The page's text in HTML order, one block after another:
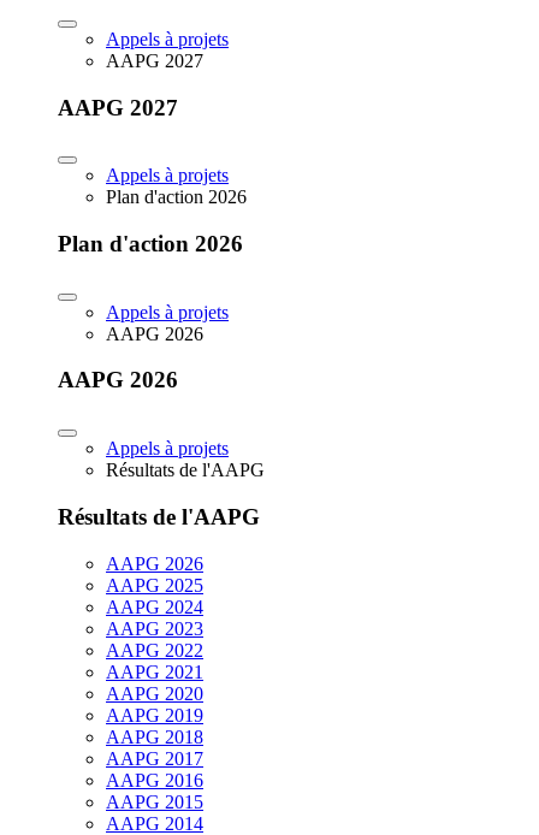
Appels à projets
AAPG 2027
AAPG 2027
Appels à projets
Plan d'action 2026
Plan d'action 2026
Appels à projets
AAPG 2026
AAPG 2026
Appels à projets
Résultats de l'AAPG
Résultats de l'AAPG
AAPG 2026
AAPG 2025
AAPG 2024
AAPG 2023
AAPG 2022
AAPG 2021
AAPG 2020
AAPG 2019
AAPG 2018
AAPG 2017
AAPG 2016
AAPG 2015
AAPG 2014